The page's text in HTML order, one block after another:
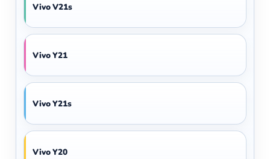
Vivo V21s
Vivo Y21
Vivo Y21s
Vivo Y20